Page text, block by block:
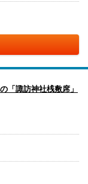
「諏訪神社桟敷席」